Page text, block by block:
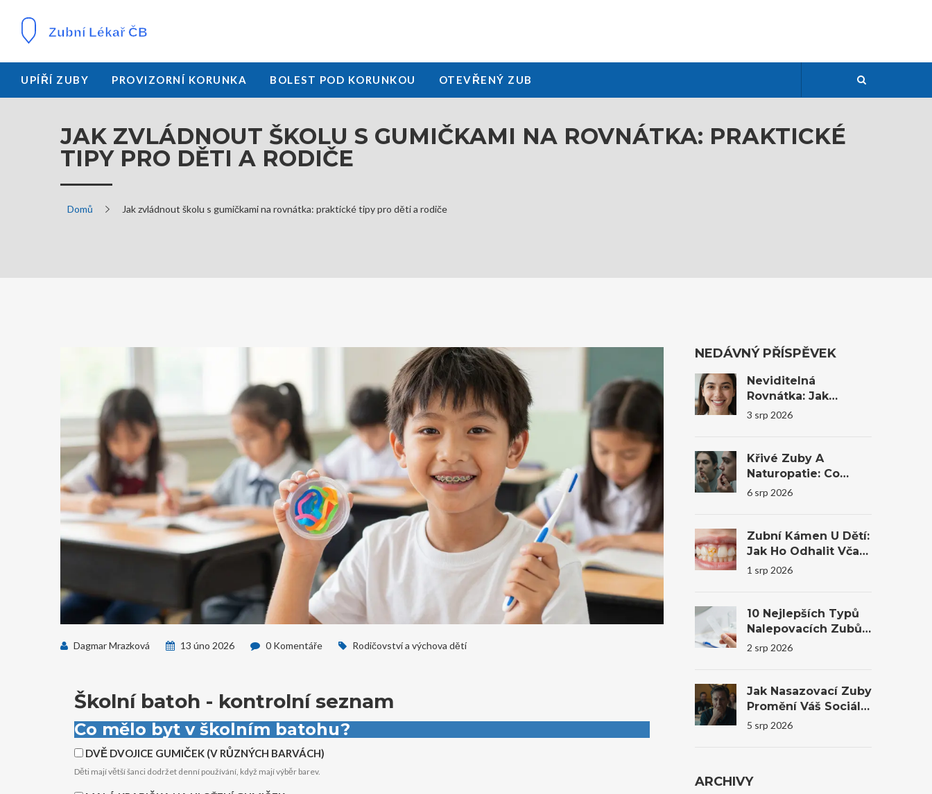
UPÍŘÍ ZUBY PROVIZORNÍ KORUNKA BOLEST POD KORUNKOU OTEVŘENÝ ZUB
JAK ZVLÁDNOUT ŠKOLU S GUMIČKAMI NA ROVNÁTKA: PRAKTICKÉ
TIPY PRO DĚTI A RODIČE
Domů Jak zvládnout školu s gumičkami na rovnátka: praktické tipy pro děti a rodiče
Dagmar Mrazková 13 úno 2026 0 Komentáře Rodičovství a výchova dětí
Školní batoh - kontrolní seznam
Co mělo byt v školním batohu?
DVĚ DVOJICE GUMIČEK (V RŮZNÝCH BARVÁCH)
Děti mají větší šanci dodržet denní používání, když mají výběr barev.
NEDÁVNÝ PŘÍSPĚVEK
Neviditelná
Rovnátka: Jak
Transparentní
Sebevědomí
3 srp 2026
Křivé Zuby A
Naturopatie: Co
Reálně Pomůže A
6 srp 2026
Zubní Kámen U Dětí:
Jak Ho Odhalit Včas
A Co Dělat?
1 srp 2026
10 Nejlepších Typů
Nalepovacích Zubů
Na Trhu V Roce 2026
2 srp 2026
Jak Nasazovací Zuby
Promění Váš Sociální
Život A Sebevědomí
5 srp 2026
ARCHIVY